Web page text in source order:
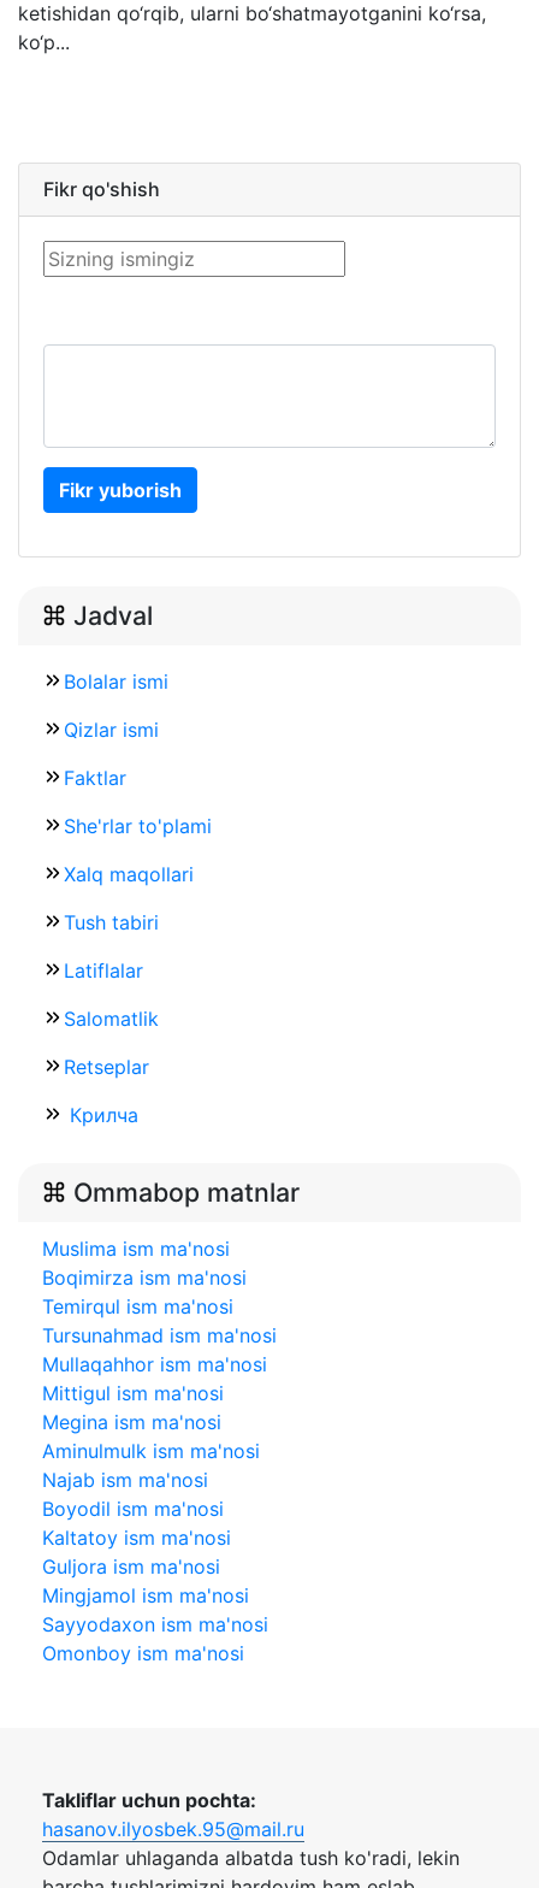
ketishidan qo‘rqib, ularni bo‘shatmayotganini ko‘rsa,
ko‘p...
Fikr qo'shish
Fikr yuborish
Jadval
Bolalar ismi
Qizlar ismi
Faktlar
She'rlar to'plami
Xalq maqollari
Tush tabiri
Latiflalar
Salomatlik
Retseplar
Крилча
Ommabop matnlar
Muslima ism ma'nosi
Boqimirza ism ma'nosi
Temirqul ism ma'nosi
Tursunahmad ism ma'nosi
Mullaqahhor ism ma'nosi
Mittigul ism ma'nosi
Megina ism ma'nosi
Aminulmulk ism ma'nosi
Najab ism ma'nosi
Boyodil ism ma'nosi
Kaltatoy ism ma'nosi
Guljora ism ma'nosi
Mingjamol ism ma'nosi
Sayyodaxon ism ma'nosi
Omonboy ism ma'nosi
Takliflar uchun pochta:
hasanov.ilyosbek.95@mail.ru
Odamlar uhlaganda albatda tush ko'radi, lekin